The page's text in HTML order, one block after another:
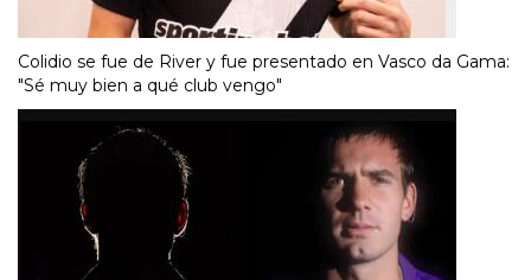
Colidio se fue de River y fue presentado en Vasco da Gama:
"Sé muy bien a qué club vengo"